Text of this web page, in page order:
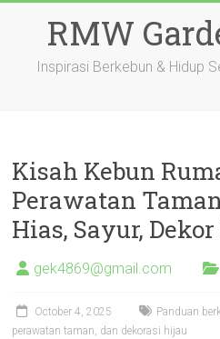
RMW
Inspirasi Berkebun & Hidup
Kisah Kebun
Perawatan
Hias, Sayur,
gek4869@gmail.com
October 4, 2025
Panduan
perawatan taman, dan dekorasi hijau